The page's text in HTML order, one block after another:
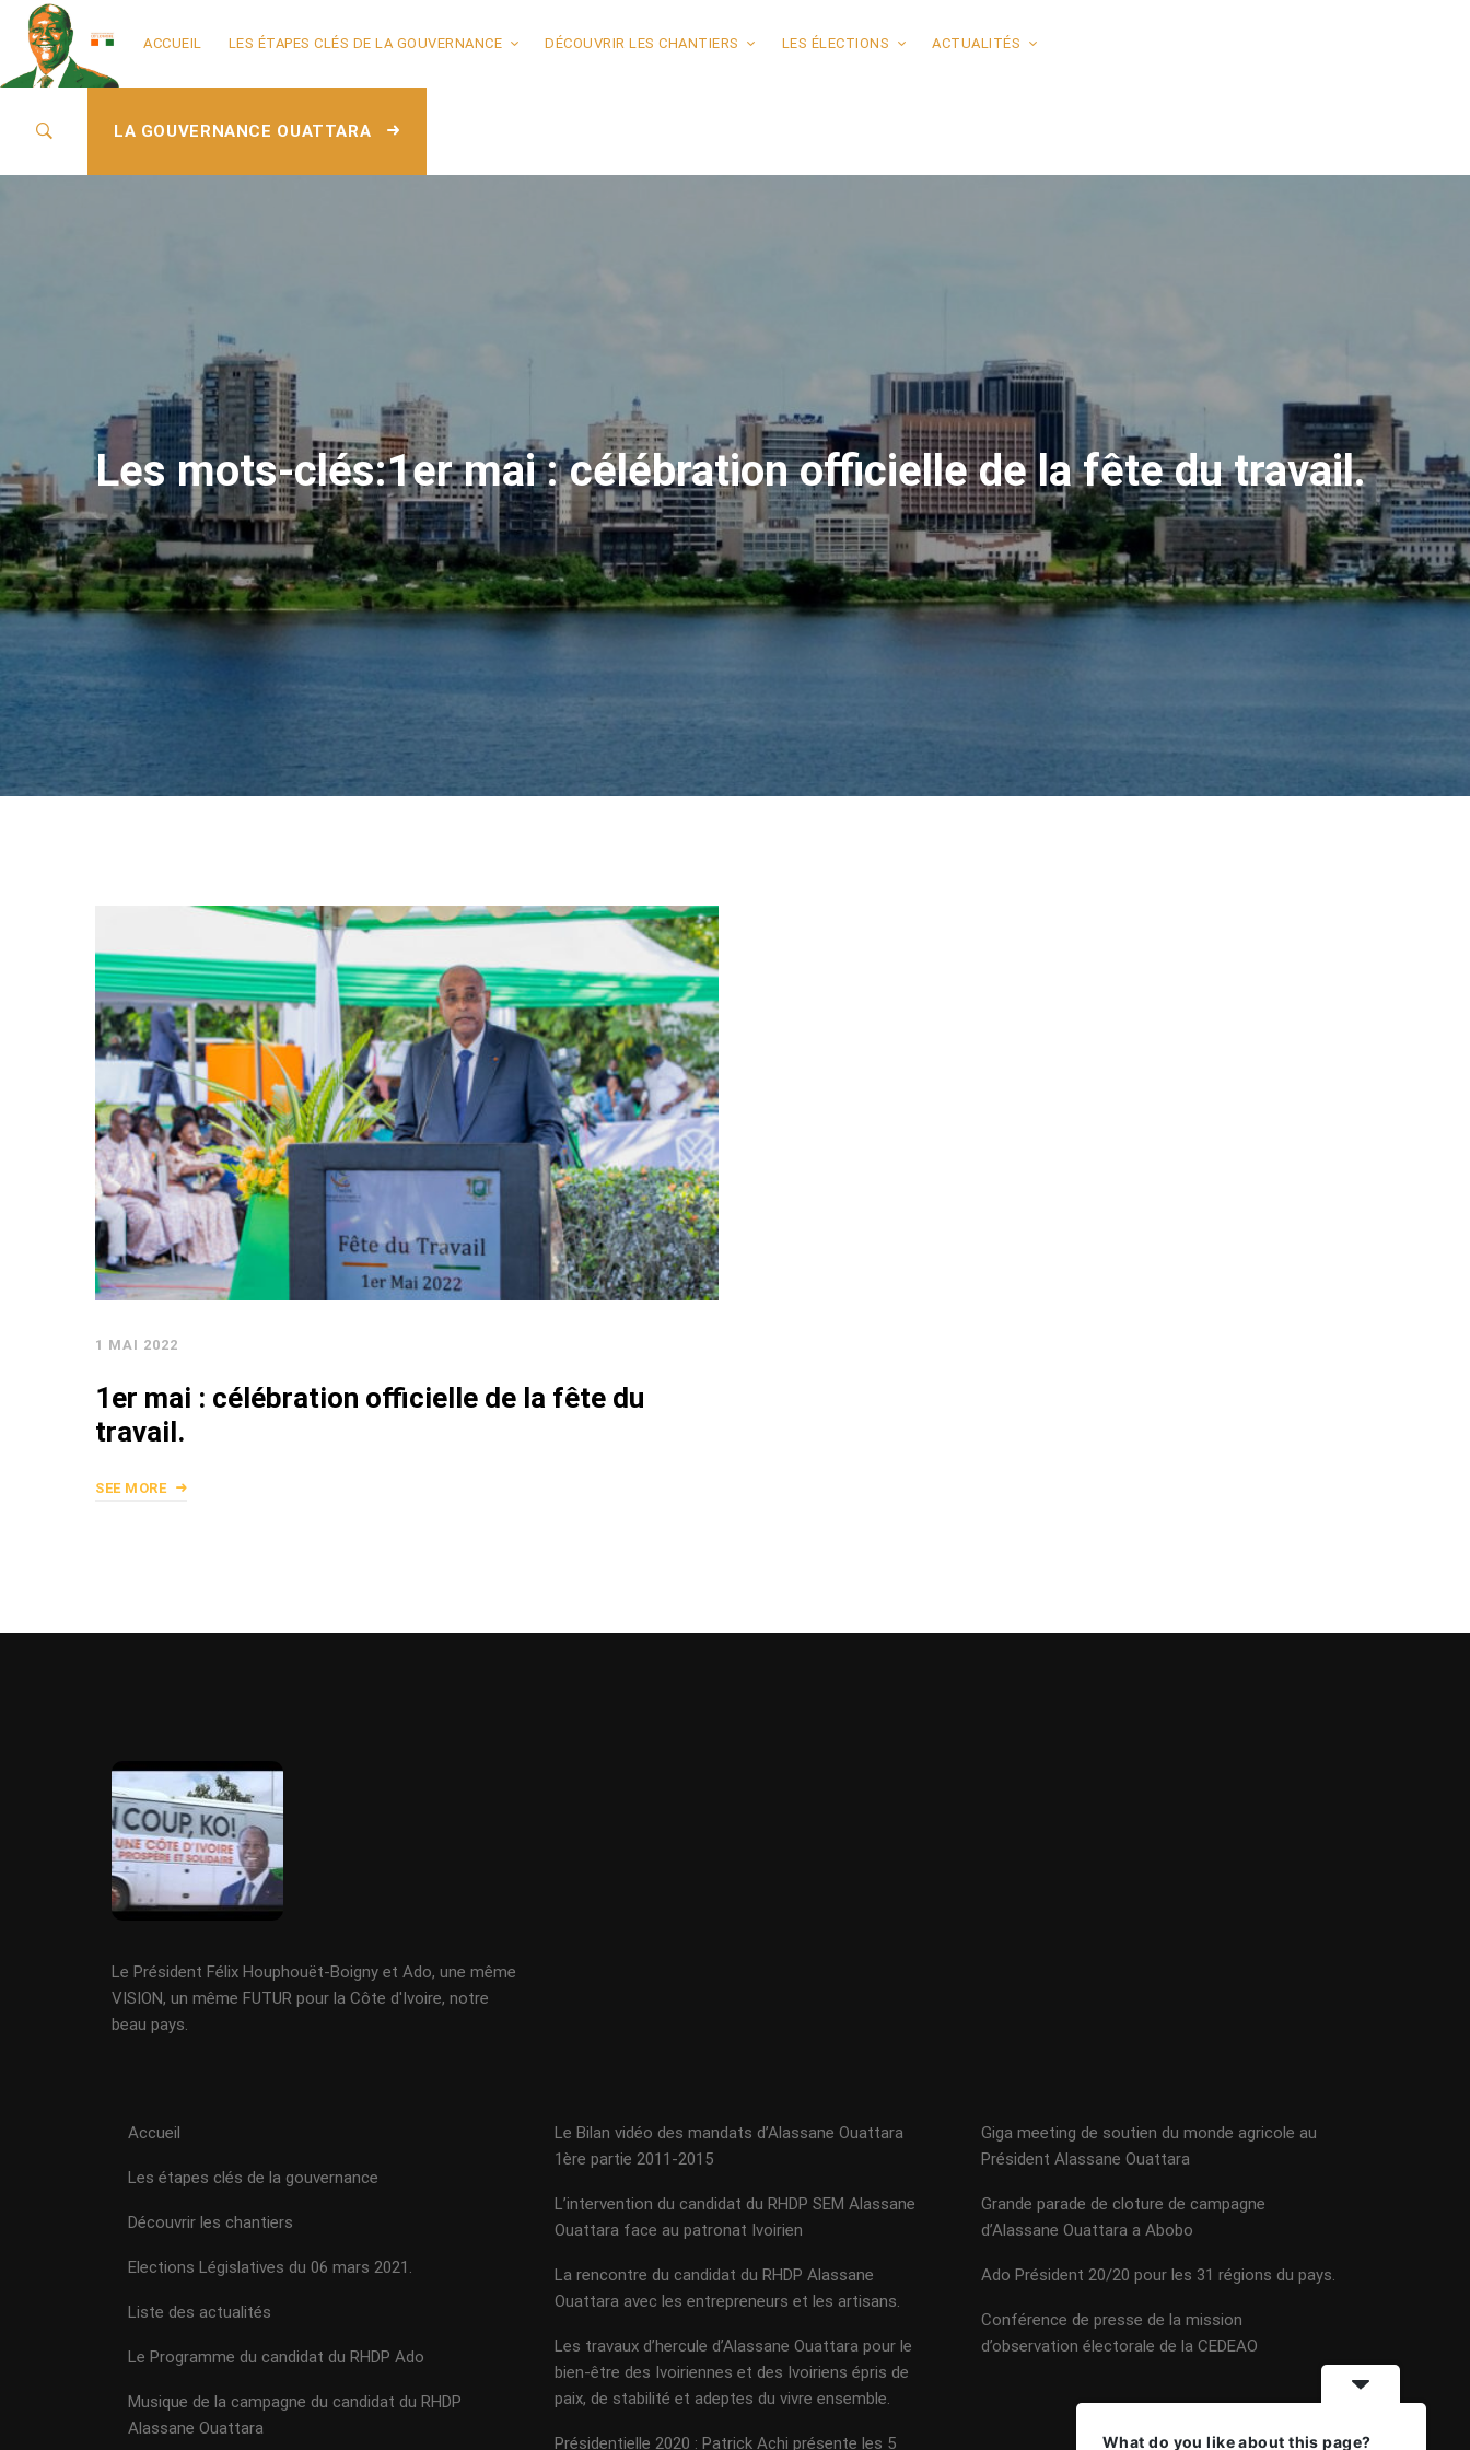
ACCUEIL LES ÉTAPES CLÉS DE LA GOUVERNANCE DÉCOUVRIR LES CHANTIERS LES ÉLECTIONS ACTUALITÉS
LA GOUVERNANCE OUATTARA
Les mots-clés:1er mai : célébration officielle de la fête du travail.
1 MAI 2022
1er mai : célébration officielle de la fête du
travail.
SEE MORE
Le Président Félix Houphouët-Boigny et Ado, une même
VISION, un même FUTUR pour la Côte d'Ivoire, notre
beau pays.
Accueil
Les étapes clés de la gouvernance
Découvrir les chantiers
Elections Législatives du 06 mars 2021.
Liste des actualités
Le Programme du candidat du RHDP Ado
Musique de la campagne du candidat du RHDP
Alassane Ouattara
Le Bilan vidéo des mandats d’Alassane Ouattara
1ère partie 2011-2015
L’intervention du candidat du RHDP SEM Alassane
Ouattara face au patronat Ivoirien
La rencontre du candidat du RHDP Alassane
Ouattara avec les entrepreneurs et les artisans.
Les travaux d’hercule d’Alassane Ouattara pour le
bien-être des Ivoiriennes et des Ivoiriens épris de
paix, de stabilité et adeptes du vivre ensemble.
Présidentielle 2020 : Patrick Achi présente les 5
Giga meeting de soutien du monde agricole au
Président Alassane Ouattara
Grande parade de cloture de campagne
d’Alassane Ouattara a Abobo
Ado Président 20/20 pour les 31 régions du pays.
Conférence de presse de la mission
d’observation électorale de la CEDEAO
What do you like about this page?